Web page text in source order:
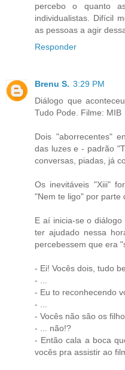
percebo o quanto
individualistas. Difícil
as pessoas a agir
Responder
Brenu S. 3:29 PM
Diálogo que
Tudo Pode. Filme: MIB
Dois "aborrecentes"
das luzes e - padrão
conversas, piadas, já
Os inevitáveis "Xiii"
"Nem te ligo" por parte
E aí inicia-se o
ter ajudado nessa
percebessem que era
- Ei! Vocês dois, tudo
- ...
- Eu to reconhecendo
- ...
- Vocês não são os
- ... não!?
- Então cala a boca
vocês pra assistir ao